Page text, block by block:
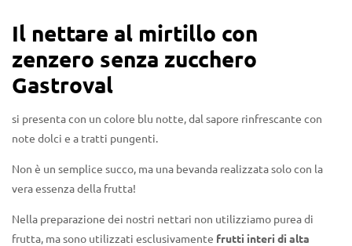
Il nettare al mirtillo con
zenzero senza zucchero
Gastroval
si presenta con un colore blu notte, dal sapore rinfrescante con
note dolci e a tratti pungenti.
Non è un semplice succo, ma una bevanda realizzata solo con la
vera essenza della frutta!
Nella preparazione dei nostri nettari non utilizziamo purea di
frutta, ma sono utilizzati esclusivamente frutti interi di alta